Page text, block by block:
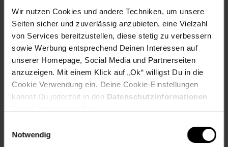
Wir nutzen Cookies und andere Techniken, um unsere
Seiten sicher und zuverlässig anzubieten, eine Vielzahl
von Services bereitzustellen, diese stetig zu verbessern
sowie Werbung entsprechend Deinen Interessen auf
unserer Homepage, Social Media und Partnerseiten
anzuzeigen. Mit einem Klick auf „Ok“ willigst Du in die
Cookie Verwendung ein. Deine Cookie-Einstellungen
kannst Du jederzeit in den Datenschutzinformationen
Notwendig
Michelau, Deutschland | info@hhm24.de | +49 9571
97410
Sitzhöhe: ca. 48 cm mit Kissen
Tiefe ca. cm: 100
Versand: kein Versand nach Österreich möglich
Wohnstil: Trend
Artikelnummer: 1626046001
EAN: 4046884035338